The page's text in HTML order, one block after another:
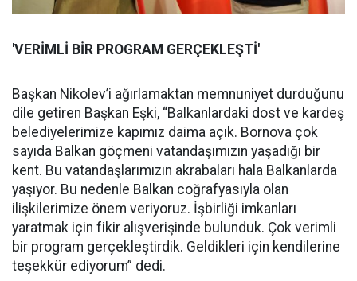
'VERİMLİ BİR PROGRAM GERÇEKLEŞTİ'
Başkan Nikolev’i ağırlamaktan memnuniyet durduğunu
dile getiren Başkan Eşki, “Balkanlardaki dost ve kardeş
belediyelerimize kapımız daima açık. Bornova çok
sayıda Balkan göçmeni vatandaşımızın yaşadığı bir
kent. Bu vatandaşlarımızın akrabaları hala Balkanlarda
yaşıyor. Bu nedenle Balkan coğrafyasıyla olan
ilişkilerimize önem veriyoruz. İşbirliği imkanları
yaratmak için fikir alışverişinde bulunduk. Çok verimli
bir program gerçekleştirdik. Geldikleri için kendilerine
teşekkür ediyorum” dedi.